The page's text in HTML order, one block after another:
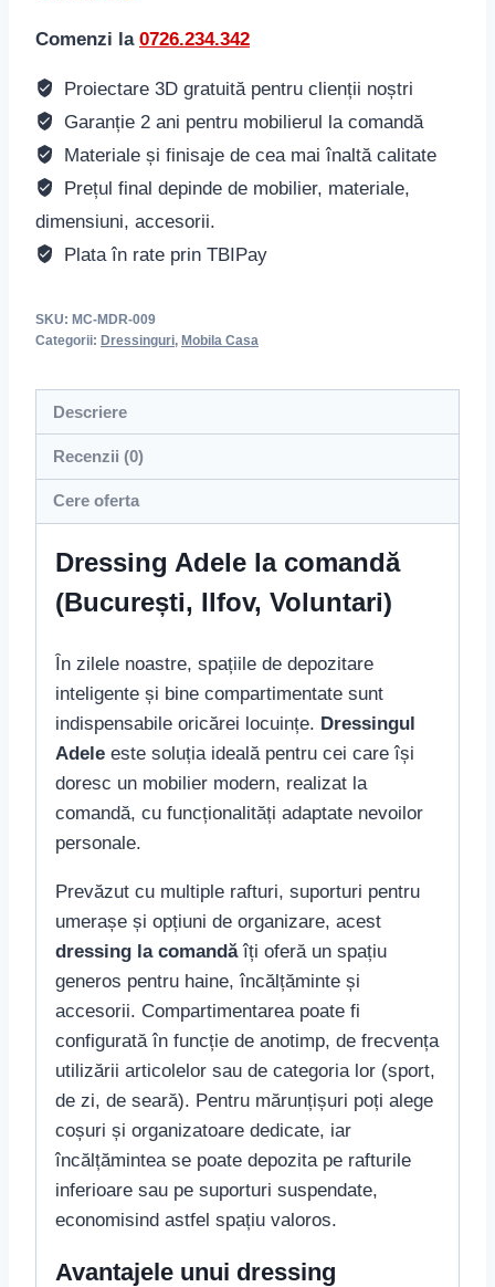
Comenzi la 0726.234.342
Proiectare 3D gratuită pentru clienții noștri
Garanție 2 ani pentru mobilierul la comandă
Materiale și finisaje de cea mai înaltă calitate
Prețul final depinde de mobilier, materiale,
dimensiuni, accesorii.
Plata în rate prin TBIPay
SKU: MC-MDR-009
Categorii: Dressinguri, Mobila Casa
Descriere
Recenzii (0)
Cere oferta
Dressing Adele la comandă
(București, Ilfov, Voluntari)
În zilele noastre, spațiile de depozitare
inteligente și bine compartimentate sunt
indispensabile oricărei locuințe. Dressingul
Adele este soluția ideală pentru cei care își
doresc un mobilier modern, realizat la
comandă, cu funcționalități adaptate nevoilor
personale.
Prevăzut cu multiple rafturi, suporturi pentru
umerașe și opțiuni de organizare, acest
dressing la comandăîți oferă un spațiu
generos pentru haine, încălțăminte și
accesorii. Compartimentarea poate fi
configurată în funcție de anotimp, de frecvența
utilizării articolelor sau de categoria lor (sport,
de zi, de seară). Pentru mărunțișuri poți alege
coșuri și organizatoare dedicate, iar
încălțămintea se poate depozita pe rafturile
inferioare sau pe suporturi suspendate,
economisind astfel spațiu valoros.
Avantajele unui dressing